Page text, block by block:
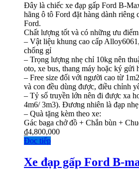
Đây là chiếc xe đạp gấp Ford B-
hãng ô tô Ford đặt hàng dành riêng
Ford.
Chất lượng tốt và có những ưu điểm
– Vật liệu khung cao cấp
chống gỉ
– Trọng lượng nhẹ chỉ 10kg nên
oto, xe bus, thang máy hoặc ký gửi
– Free size đối với người cao từ
và con đều dùng được, điều chỉnh
– Tỷ số truyền lớn nên đi được xa
4m6/ 3m3). Đương nhiên là đạp
– Quà tặng kèm theo xe:
Gác baga chở đồ + Chắn bùn +
₫4,800,000
Đọc tiếp
Xe đạp gấp Ford B-